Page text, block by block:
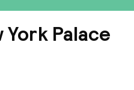
Palace